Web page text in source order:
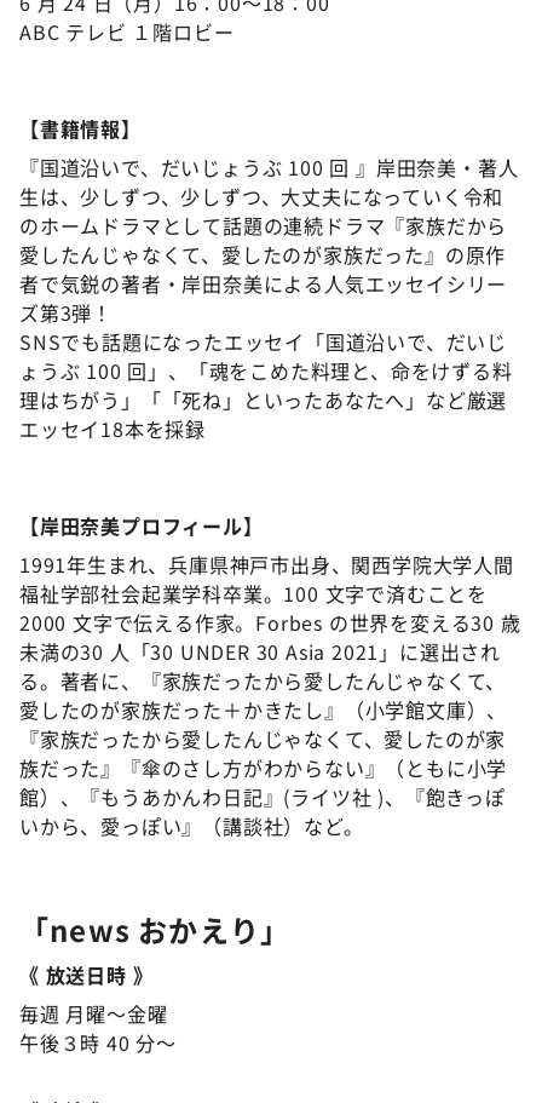
ABC テレビ １階ロビー
【書籍情報】
『国道沿いで、だいじょうぶ 100 回 』岸田奈美・著人
生は、少しずつ、少しずつ、大丈夫になっていく令和
のホームドラマとして話題の連続ドラマ『家族だから
愛したんじゃなくて、愛したのが家族だった』の原作
者で気鋭の著者・岸田奈美による人気エッセイシリー
ズ第3弾！
SNSでも話題になったエッセイ「国道沿いで、だいじ
ょうぶ 100 回」、「魂をこめた料理と、命をけずる料
理はちがう」「「死ね」といったあなたへ」など厳選
エッセイ18本を採録
【岸田奈美プロフィール】
1991年生まれ、兵庫県神戸市出身、関西学院大学人間
福祉学部社会起業学科卒業。100 文字で済むことを
2000 文字で伝える作家。Forbes の世界を変える30 歳
未満の30 人「30 UNDER 30 Asia 2021」に選出され
る。著者に、『家族だったから愛したんじゃなくて、
愛したのが家族だった＋かきたし』（小学館文庫）、
『家族だったから愛したんじゃなくて、愛したのが家
族だった』『傘のさし方がわからない』（ともに小学
館）、『もうあかんわ日記』(ライツ社 )、『飽きっぽ
いから、愛っぽい』（講談社）など。
「news おかえり」
《 放送日時 》
毎週 月曜～金曜
午後３時 40 分～